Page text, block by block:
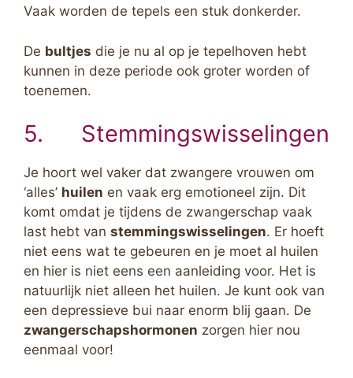
Vaak worden de tepels een stuk donkerder.
De bultjes die je nu al op je tepelhoven hebt
kunnen in deze periode ook groter worden of
toenemen.
5. Stemmingswisselingen
Je hoort wel vaker dat zwangere vrouwen om
‘alles’ huilen en vaak erg emotioneel zijn. Dit
komt omdat je tijdens de zwangerschap vaak
last hebt van stemmingswisselingen. Er hoeft
niet eens wat te gebeuren en je moet al huilen
en hier is niet eens een aanleiding voor. Het is
natuurlijk niet alleen het huilen. Je kunt ook van
een depressieve bui naar enorm blij gaan. De
zwangerschapshormonen zorgen hier nou
eenmaal voor!